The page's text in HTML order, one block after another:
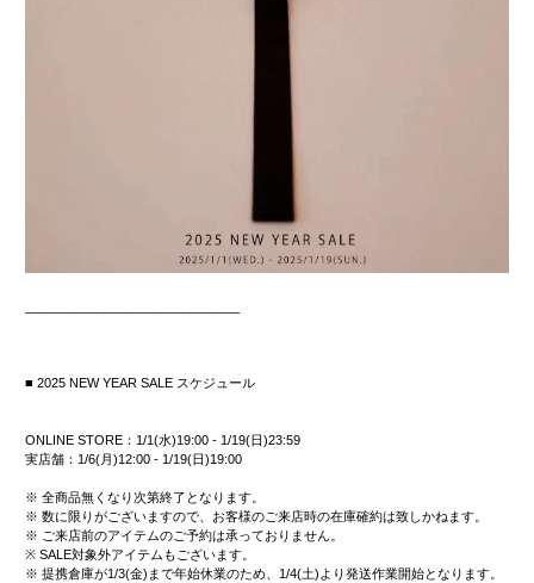
■ 2025 NEW YEAR SALE スケジュール
ONLINE STORE：1/1(水)19:00 - 1/19(日)23:59
実店舗：1/6(月)12:00 - 1/19(日)19:00
※ 全商品無くなり次第終了となります。
※ 数に限りがございますので、お客様のご来店時の在庫確約は致しかねます。
※ ご来店前のアイテムのご予約は承っておりません。
※ SALE対象外アイテムもございます。
※ 提携倉庫が1/3(金)まで年始休業のため、1/4(土)より発送作業開始となります。